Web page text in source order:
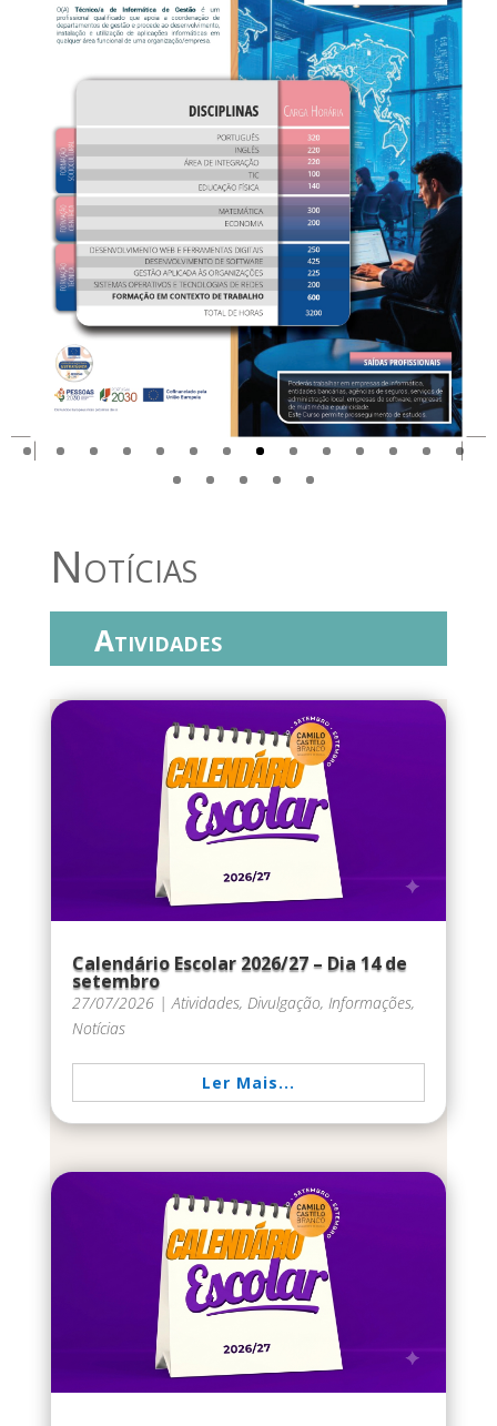
Notícias
Atividades
Calendário Escolar 2026/27 – Dia 14 de
setembro
27/07/2026|Atividades, Divulgação, Informações,
Notícias
Ler Mais...